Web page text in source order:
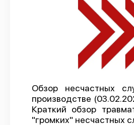
Карта
Трудовые
Отчеты
Предложить
API
О проекте
Обзор несчастных
производстве
Краткий обзор
"громких" несчастных